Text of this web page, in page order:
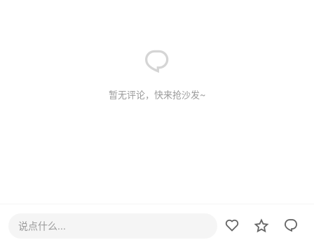
暂无评论，快来抢沙发~
说点什么...